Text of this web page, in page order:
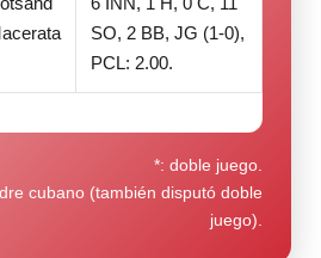
SO, 2 BB, JG (1-0),
PCL: 2.00.
*: doble juego.
cubano (también disputó doble
juego).